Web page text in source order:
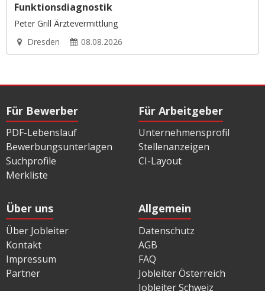
Funktionsdiagnostik
Peter Grill Ärztevermittlung
Dresden
08.08.2026
Für Bewerber
PDF-Lebenslauf
Bewerbungsunterlagen
Suchprofile
Merkliste
Für Arbeitgeber
Unternehmensprofil
Stellenanzeigen
CI-Layout
Über uns
Über Jobleiter
Kontakt
Impressum
Partner
Allgemein
Datenschutz
AGB
FAQ
Jobleiter Österreich
Jobleiter Schweiz